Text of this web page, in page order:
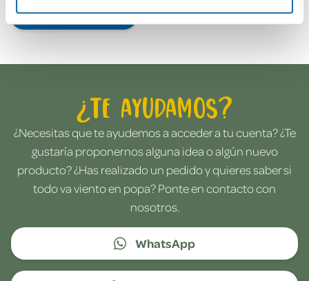
Envía tu opinión
¿Te ayudamos?
¿Necesitas que te ayudemos a acceder a tu cuenta? ¿Te
gustaría proponernos alguna idea o algún nuevo
producto? ¿Has realizado un pedido y quieres saber si
todo va viento en popa? Ponte en contacto con
nosotros.
WhatsApp